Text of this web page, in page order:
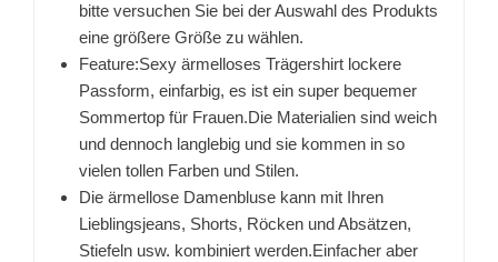
bitte versuchen Sie bei der Auswahl des Produkts
eine größere Größe zu wählen.
Feature:Sexy ärmelloses Trägershirt lockere
Passform, einfarbig, es ist ein super bequemer
Sommertop für Frauen.Die Materialien sind weich
und dennoch langlebig und sie kommen in so
vielen tollen Farben und Stilen.
Die ärmellose Damenbluse kann mit Ihren
Lieblingsjeans, Shorts, Röcken und Absätzen,
Stiefeln usw. kombiniert werden.Einfacher aber